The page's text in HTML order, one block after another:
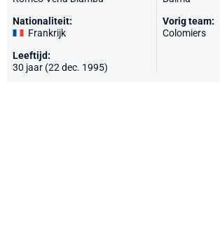
Nationaliteit:
Frankrijk
Leeftijd:
30 jaar (22 dec. 1995)
Vorig team:
Colomiers